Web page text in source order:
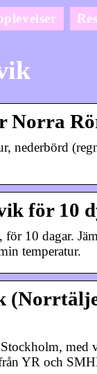
Norra
nederbörd
för 10
10 dagar.
temperatur.
med
YR och